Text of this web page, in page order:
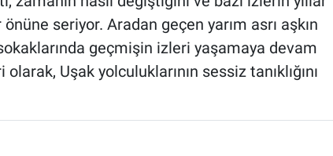
seriyor. Aradan geçen yarım asrı aşkın
geçmişin izleri yaşamaya devam
Uşak yolculuklarının sessiz tanıklığını